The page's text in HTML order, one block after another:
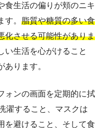
食生活の偏りが頬のニキ
。 脂質や糖質の多い食
化させる可能性がありま
い生活を心がけること
ります。
ォンの画面を定期的に拭
濯すること、マスクは
を避けること、そして食